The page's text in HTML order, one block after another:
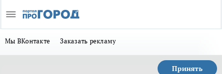
Мы ВКонтакте Заказать рекламу
Принять